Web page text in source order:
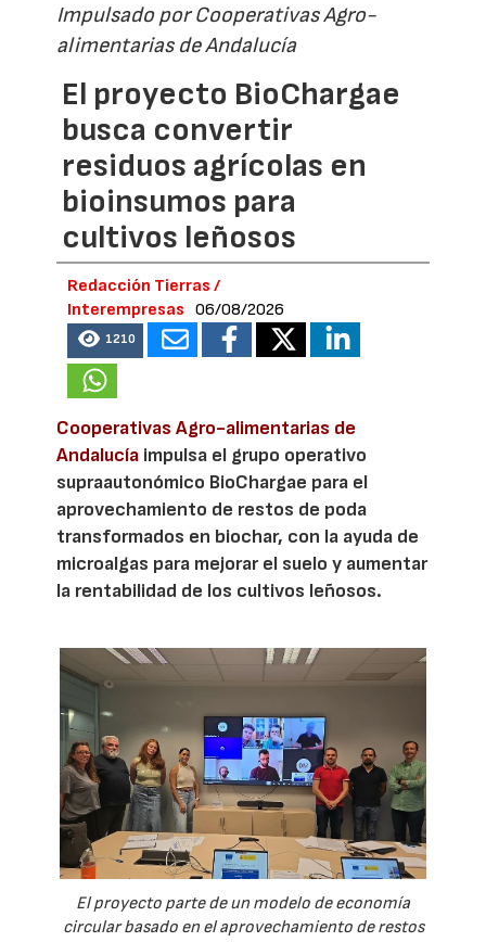
Impulsado por Cooperativas Agro-
alimentarias de Andalucía
El proyecto BioChargae
busca convertir
residuos agrícolas en
bioinsumos para
cultivos leñosos
Redacción Tierras /
Interempresas
06/08/2026
1210
Cooperativas Agro-alimentarias de
Andalucía impulsa el grupo operativo
supraautonómico BioChargae para el
aprovechamiento de restos de poda
transformados en biochar, con la ayuda de
microalgas para mejorar el suelo y aumentar
la rentabilidad de los cultivos leñosos.
El proyecto parte de un modelo de economía
circular basado en el aprovechamiento de restos